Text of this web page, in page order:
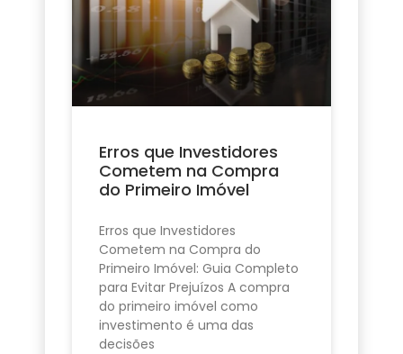
Erros que Investidores
Cometem na Compra
do Primeiro Imóvel
Erros que Investidores
Cometem na Compra do
Primeiro Imóvel: Guia Completo
para Evitar Prejuízos A compra
do primeiro imóvel como
investimento é uma das
decisões